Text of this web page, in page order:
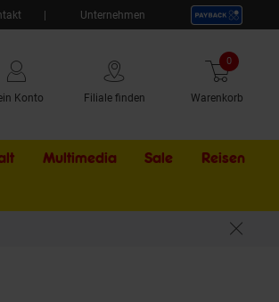
Unternehmen
Konto Filiale finden Warenkorb
0 Artikel
Multimedia Sale Externer
Reisen